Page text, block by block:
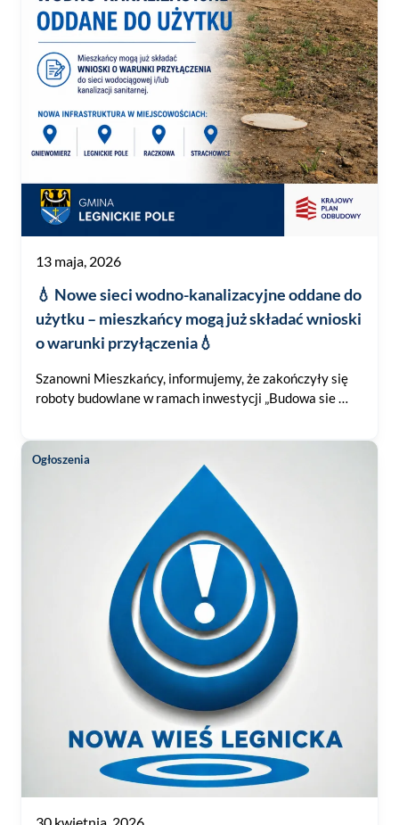
13 maja, 2026
💧 Nowe sieci wodno-kanalizacyjne oddane do
użytku – mieszkańcy mogą już składać wnioski
o warunki przyłączenia💧
Szanowni Mieszkańcy, informujemy, że zakończyły się
roboty budowlane w ramach inwestycji „Budowa sie …
Ogłoszenia